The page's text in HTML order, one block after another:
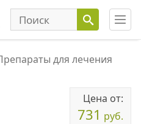
для лечения
Цена от:
731 руб.